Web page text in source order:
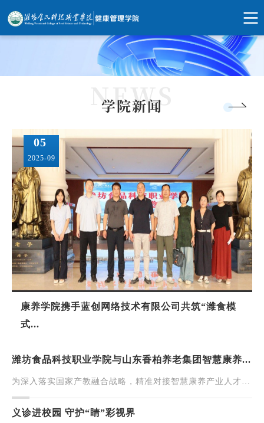
学院新闻
康养学院携手蓝创网络技术有限公司共筑“潍食模
式...
05
2025-09
潍坊食品科技职业学院与山东香柏养老集团智慧康养...
为深入落实国家产教融合战略，精准对接智慧康养产业人才需
求，6月23日，潍坊食品科技职业学院健康管理学院与山东香
柏养老集团联合举办的智慧康养产教融合项目制教学首期...
义诊进校园 守护“睛”彩视界